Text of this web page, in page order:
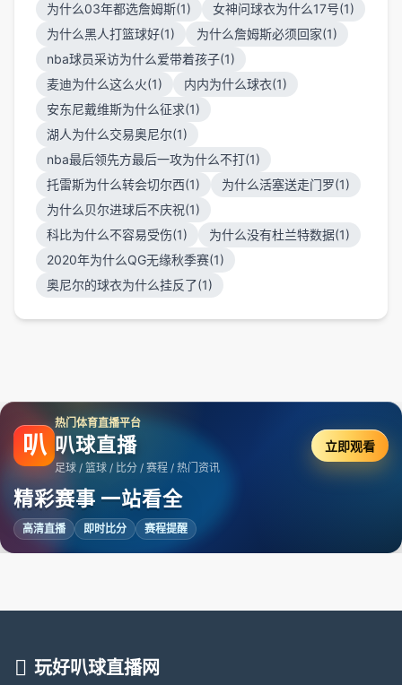
为什么03年都选詹姆斯(1)
女神问球衣为什么17号(1)
为什么黑人打篮球好(1)
为什么詹姆斯必须回家(1)
nba球员采访为什么爱带着孩子(1)
麦迪为什么这么火(1)
内内为什么球衣(1)
安东尼戴维斯为什么征求(1)
湖人为什么交易奥尼尔(1)
nba最后领先方最后一攻为什么不打(1)
托雷斯为什么转会切尔西(1)
为什么活塞送走门罗(1)
为什么贝尔进球后不庆祝(1)
科比为什么不容易受伤(1)
为什么没有杜兰特数据(1)
2020年为什么QG无缘秋季赛(1)
奥尼尔的球衣为什么挂反了(1)
叭
热门体育直播平台
叭球直播
足球 / 篮球 / 比分 / 赛程 / 热门资讯
精彩赛事 一站看全
高清直播 即时比分 赛程提醒
立即观看
玩好叭球直播网